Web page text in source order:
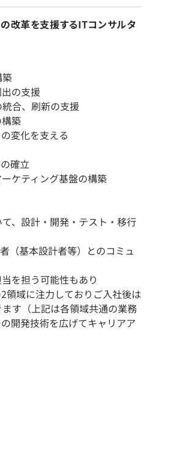
改革を支援するITコンサルタ
築
の支援
合、刷新の支援
築
変化を支える
確立
ケティング基盤の構築
、設計・開発・テスト・移行
（基本設計者等）とのコミュ
を担う可能性もあり
域に注力しておりご入社後は
す（上記は各領域共通の業務
開発技術を広げてキャリアア